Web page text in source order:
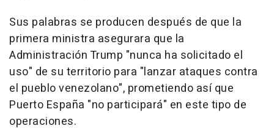
Sus palabras se producen después de que la
primera ministra asegurara que la
Administración Trump "nunca ha solicitado el
uso" de su territorio para "lanzar ataques contra
el pueblo venezolano", prometiendo así que
Puerto España "no participará" en este tipo de
operaciones.